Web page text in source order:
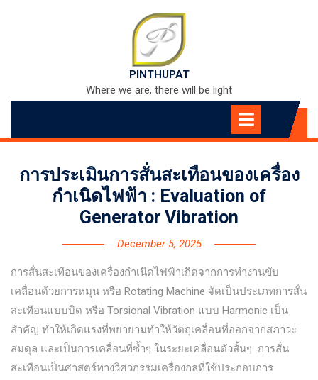
PINTHUPAT
Where we are, there will be light
Open
Menu
การประเมินการสั่นสะเทือนของเครื่อง
กำเนิดไฟฟ้า : Evaluation of
Generator Vibration
December 5, 2025
การสั่นสะเทือนของเครื่องกำเนิดไฟฟ้าเกิดจากการทำงานขับ
เคลื่อนด้วยการหมุน หรือ Rotating Machine จัดเป็นประเภทการสั่น
สะเทือนแบบบิด หรือ Torsional Vibration แบบ Harmonic เป็น
สำคัญ ทำให้เกิดแรงที่พยายามทำให้วัตถุเคลื่อนที่ออกจากสภาวะ
สมดุล และเป็นการเคลื่อนที่ซ้ำๆ ในระยะเคลื่อนตัวสั้นๆ การสั่น
สะเทือนเป็นศาสตร์ทางวิศวกรรมเครื่องกลที่ใช้ประกอบการ